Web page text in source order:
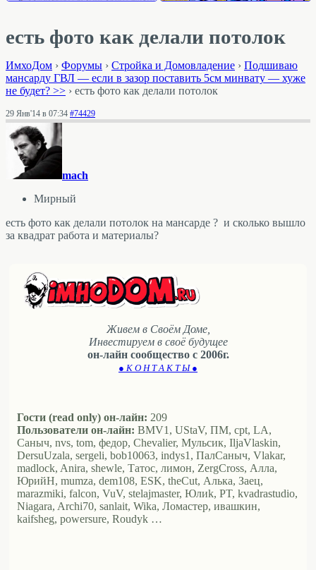
есть фото как делали потолок
ИмхоДом › Форумы › Стройка и Домовладение › Подшиваю
мансарду ГВЛ — если в зазор поставить 5см минвату — хуже
не будет? >> › есть фото как делали потолок
29 Янв'14 в 07:34 #74429
mach
Мирный
есть фото как делали потолок на мансарде ? и сколько вышло
за квадрат работа и материалы?
Живем в Своём Доме,
Инвестируем в своё будущее
он-лайн сообщество с 2006г.
● К О Н Т А К Т Ы ●
Гости (read only) он-лайн: 209
Пользователи он-лайн: BMV1, UStaV, ПМ, cpt, LA,
Саныч, nvs, tom, федор, Chevalier, Мульсик, IljaVlaskin,
DersuUzala, sergeli, bob10063, indys1, ПалСаныч, Vlakar,
madlock, Anira, shewle, Татос, лимон, ZergCross, Алла,
ЮрийН, mumza, dem108, ESK, theCut, Алька, Заец,
marazmiki, falcon, VuV, stelajmaster, Юлиk, PT, kvadrastudio,
Niagara, Archi70, sanlait, Wika, Ломастер, ивашкин,
kaifsheg, powersure, Roudyk …